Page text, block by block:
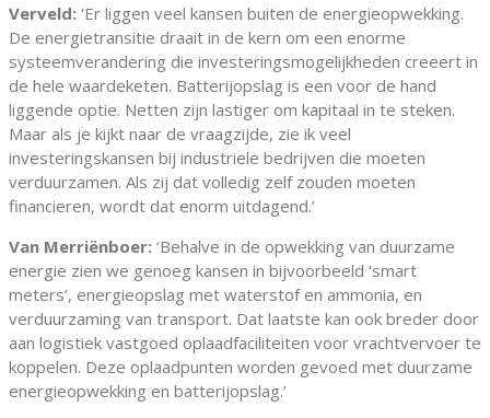
Verveld: ‘Er liggen veel kansen buiten de energieopwekking.
De energietransitie draait in de kern om een enorme
systeemverandering die investeringsmogelijkheden creeert in
de hele waardeketen. Batterijopslag is een voor de hand
liggende optie. Netten zijn lastiger om kapitaal in te steken.
Maar als je kijkt naar de vraagzijde, zie ik veel
investeringskansen bij industriele bedrijven die moeten
verduurzamen. Als zij dat volledig zelf zouden moeten
financieren, wordt dat enorm uitdagend.’
Van Merriënboer: ‘Behalve in de opwekking van duurzame
energie zien we genoeg kansen in bijvoorbeeld ‘smart
meters’, energieopslag met waterstof en ammonia, en
verduurzaming van transport. Dat laatste kan ook breder door
aan logistiek vastgoed oplaadfaciliteiten voor vrachtvervoer te
koppelen. Deze oplaadpunten worden gevoed met duurzame
energieopwekking en batterijopslag.’